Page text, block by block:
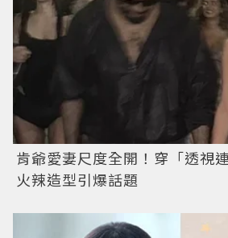
肯爺愛妻尺度全開！穿「透視
火辣造型引爆話題